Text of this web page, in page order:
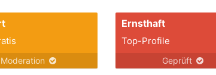
Moderation
Ernsthaft
Top-Profile
Geprüft